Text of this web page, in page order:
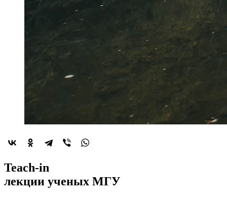
2022-й год
объявленгодом минералогии
Teach-in
лекции ученых МГУ